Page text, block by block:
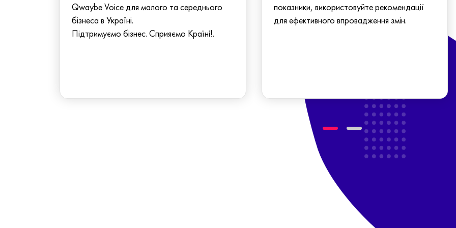
Qwaybe Voice для малого та середнього
бізнеса в Україні.
Підтримуємо бізнес. Сприяємо Країні!.
показники, використовуйте рекомендації
для ефективного впровадження змін.